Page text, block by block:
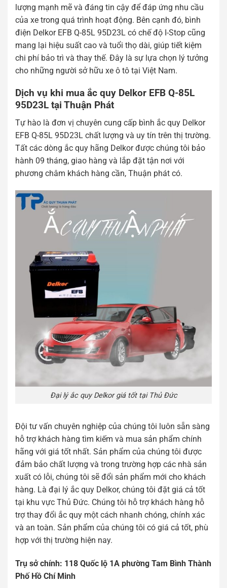
lượng mạnh mẽ và đáng tin cậy để đáp ứng nhu cầu
của xe trong quá trình hoạt động. Bên cạnh đó, bình
điện Delkor EFB Q-85L 95D23L có chế độ I-Stop cũng
mang lại hiệu suất cao và tuổi thọ dài, giúp tiết kiệm
chi phí bảo trì và thay thế. Đây là sự lựa chọn lý tưởng
cho những người sở hữu xe ô tô tại Việt Nam.
Dịch vụ khi mua ắc quy Delkor EFB Q-85L
95D23L tại Thuận Phát
Tự hào là đơn vị chuyên cung cấp bình ắc quy Delkor
EFB Q-85L 95D23L chất lượng và uy tín trên thị trường.
Tất các dòng ắc quy hãng Delkor được chúng tôi bảo
hành 09 tháng, giao hàng và lắp đặt tận nơi với
phương châm khách hàng cần, Thuận phát có.
Đại lý ắc quy Delkor giá tốt tại Thủ Đức
Đội tư vấn chuyên nghiệp của chúng tôi luôn sẵn sàng
hỗ trợ khách hàng tìm kiếm và mua sản phẩm chính
hãng với giá tốt nhất. Sản phẩm của chúng tôi được
đảm bảo chất lượng và trong trường hợp các nhà sản
xuất có lỗi, chúng tôi sẽ đổi sản phẩm mới cho khách
hàng. Là đại lý ắc quy Delkor, chúng tôi đặt giá cả tốt
tại khu vực Thủ Đức. Chúng tôi hỗ trợ khách hàng hỗ
trợ thay đổi ắc quy một cách nhanh chóng, chính xác
và an toàn. Sản phẩm của chúng tôi có giá cả tốt, phù
hợp với thị trường hiện nay.
Trụ sởchính: 118 Quốc lộ 1A phường Tam Bình Thành
PhốHồ Chí Minh